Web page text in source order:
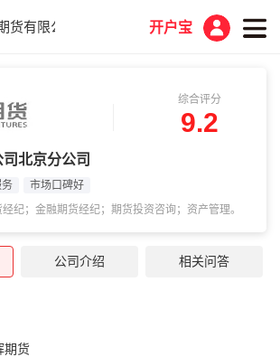
货有限公司北京分公司 开户宝
综合评分
9.2
北京分公司
市场口碑好
商品期货经纪；金融期货经纪；期货投资咨询；资产管理。
公司介绍 相关问答
期货